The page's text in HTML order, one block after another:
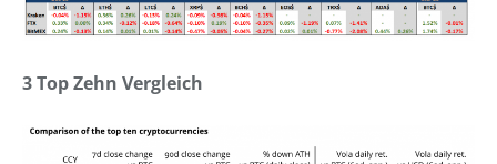
3 Top Zehn Vergleich